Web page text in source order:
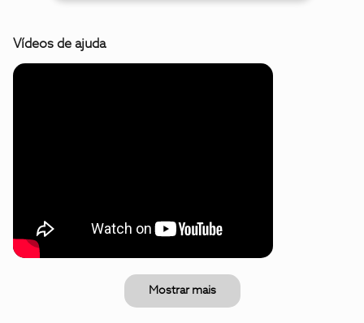
Vídeos de ajuda
Mostrar mais